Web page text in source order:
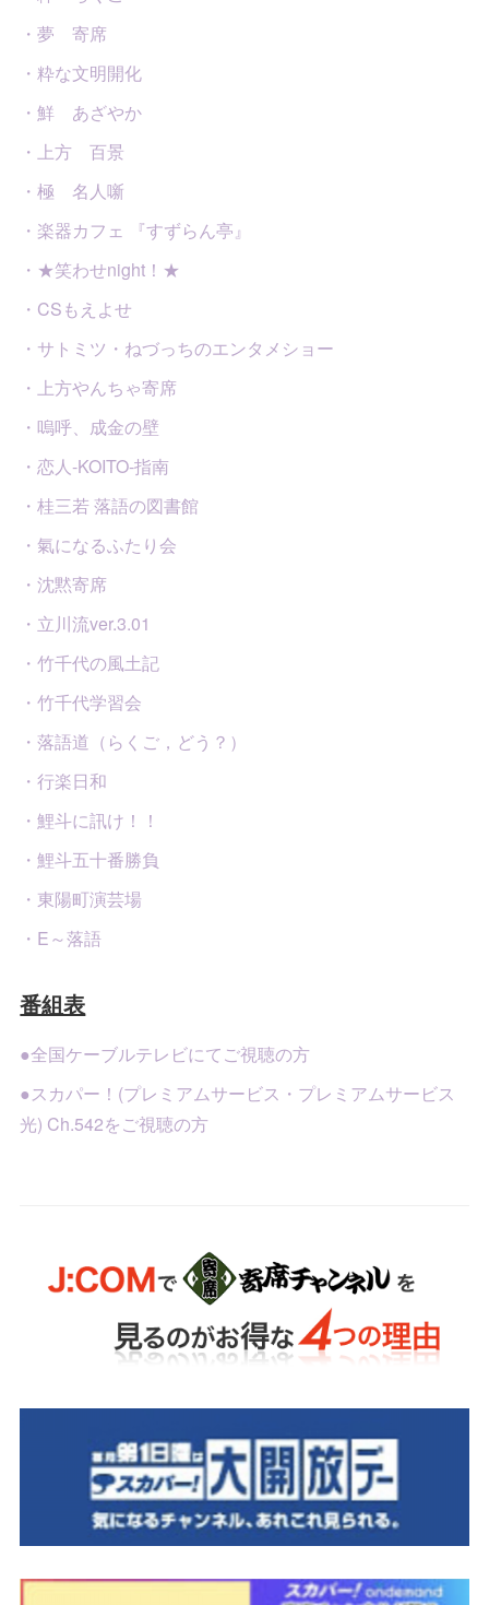
・夢 寄席
・粋な文明開化
・鮮 あざやか
・上方 百景
・極 名人噺
・楽器カフェ 『すずらん亭』
・★笑わせnight！★
・CSもえよせ
・サトミツ・ねづっちのエンタメショー
・上方やんちゃ寄席
・嗚呼、成金の壁
・恋人-KOITO-指南
・桂三若 落語の図書館
・氣になるふたり会
・沈黙寄席
・立川流ver.3.01
・竹千代の風土記
・竹千代学習会
・落語道（らくご，どう？）
・行楽日和
・鯉斗に訊け！！
・鯉斗五十番勝負
・東陽町演芸場
・E～落語
番組表
●全国ケーブルテレビにてご視聴の方
●スカパー！(プレミアムサービス・プレミアムサービス
光) Ch.542をご視聴の方